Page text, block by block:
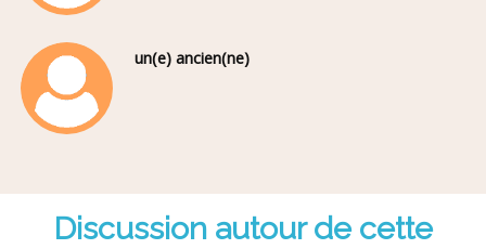
un(e) ancien(ne)
Discussion autour de cette